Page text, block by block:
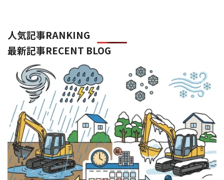
人気記事RANKING
最新記事RECENT BLOG